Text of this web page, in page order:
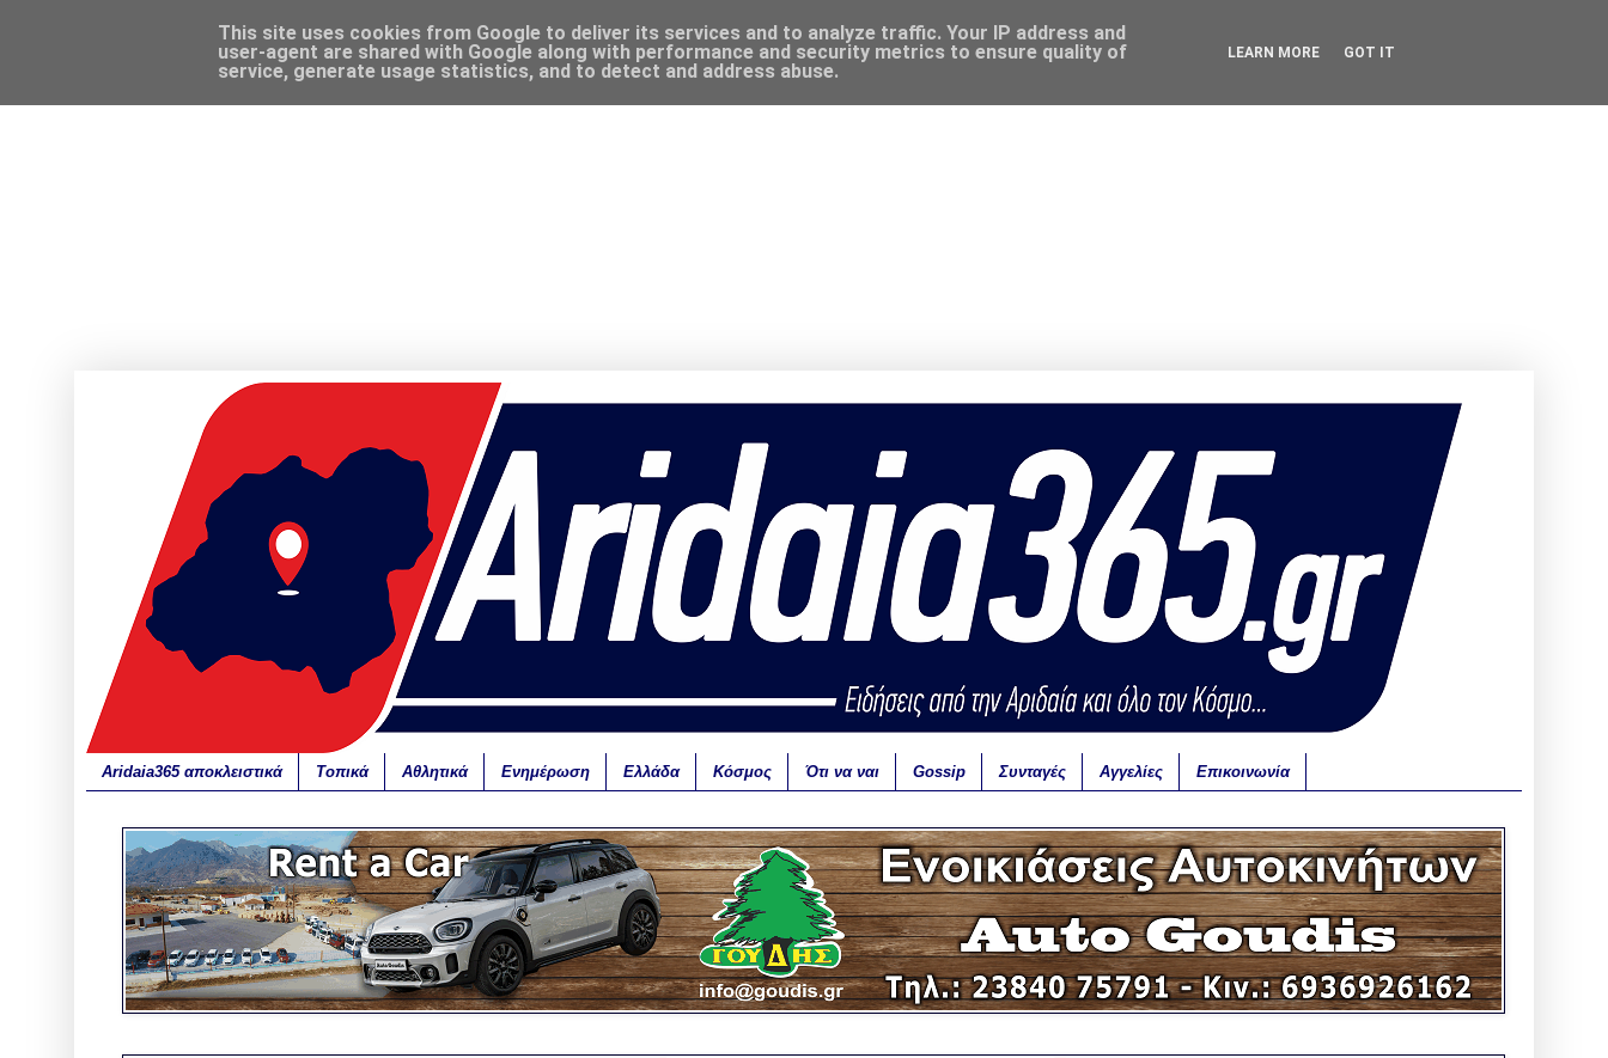
Aridaia365 αποκλειστικά Τοπικά Αθλητικά Ενημέρωση Ελλάδα Κόσμος Ότι να ναι Gossip Συνταγές Αγγελίες Επικοινωνία
This site uses cookies from Google to deliver its services and to analyze traffic. Your IP address and
user-agent are shared with Google along with performance and security metrics to ensure quality of
service, generate usage statistics, and to detect and address abuse.
LEARN MORE GOT IT